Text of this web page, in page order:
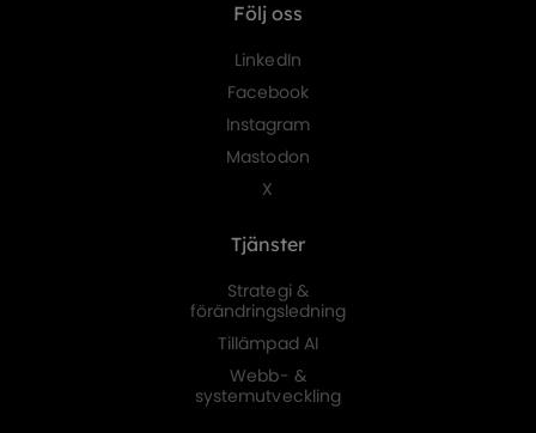
Följ oss
LinkedIn
Facebook
Instagram
Mastodon
X
Tjänster
Strategi &
förändringsledning
Tillämpad AI
Webb- &
systemutveckling